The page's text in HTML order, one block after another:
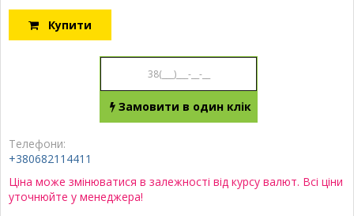
Купити
Замовити в один клік
Телефони:
+380682114411
Ціна може змінюватися в залежності від курсу валют. Всі ціни
уточнюйте у менеджера!